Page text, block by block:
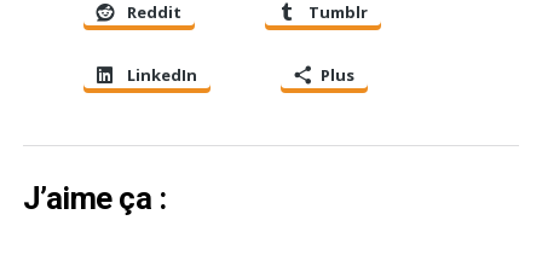
Reddit Tumblr
LinkedIn Plus
J’aime ça :